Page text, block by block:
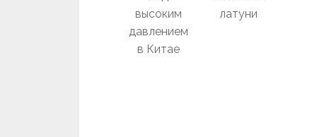
высоким
давлением
в Китае
латуни